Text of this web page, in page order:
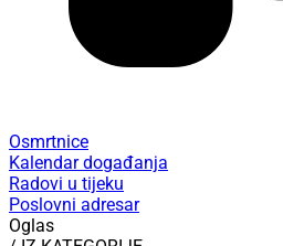
Osmrtnice
Kalendar događanja
Radovi u tijeku
Poslovni adresar
Oglas